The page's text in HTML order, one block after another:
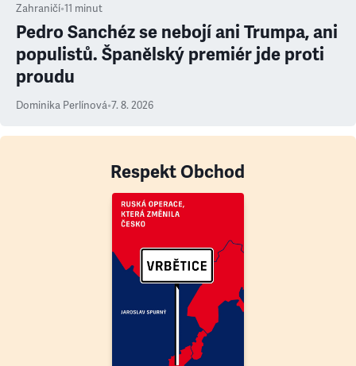
Zahraničí•11 minut
Pedro Sanchéz se nebojí ani Trumpa, ani
populistů. Španělský premiér jde proti
proudu
Dominika Perlínová•7. 8. 2026
Respekt Obchod